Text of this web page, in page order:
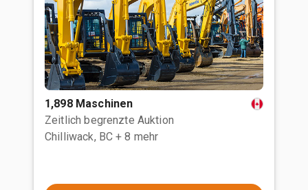
1,898 Maschinen
Zeitlich begrenzte Auktion
Chilliwack, BC + 8 mehr